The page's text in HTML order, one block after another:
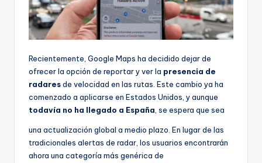
Recientemente, Google Maps ha decidido dejar de
ofrecer la opción de reportar y ver la presencia de
radaresde velocidad en las rutas. Este cambio ya ha
comenzado a aplicarse en Estados Unidos, y aunque
todavía no ha llegado a España , se espera que sea
una actualización global a medio plazo. En lugar de las
tradicionales alertas de radar, los usuarios encontrarán
ahora una categoría más genérica de